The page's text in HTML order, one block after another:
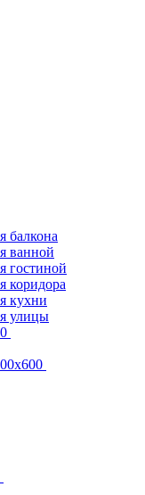
балкона
ванной
гостиной
коридора
кухни
улицы